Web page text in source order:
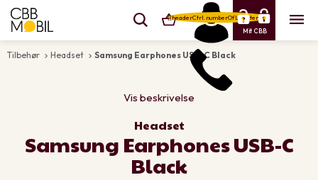
{{headerCtrl.numberOfLineItems}}
Mit CBB
Tilbehør keyboard_arrow_right Headset keyboard_arrow_right Samsung Earphones USB-C Black
Vis beskrivelse
Headset
Samsung Earphones USB-C
Black